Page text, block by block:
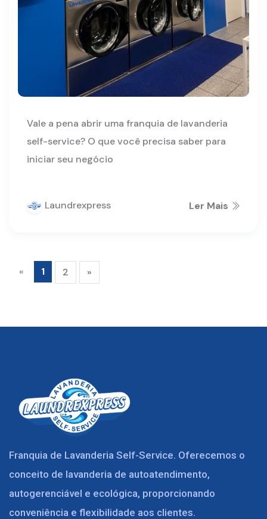
Vale a pena abrir uma franquia de lavanderia
self-service? O que você precisa saber para
iniciar seu negócio
Laundrexpress Ler Mais
« 1 2 »
Franquia de Lavanderia Self-Service. Oferecemos o
conceito de lavanderia de autoatendimento,
autogerenciável e ecológica, proporcionando
conveniência e flexibilidade aos clientes.